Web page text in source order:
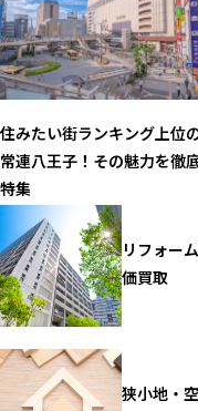
住みたい街ランキング上位
常連八王子！その魅力を徹
特集
リフォー
価買取
狭小地・